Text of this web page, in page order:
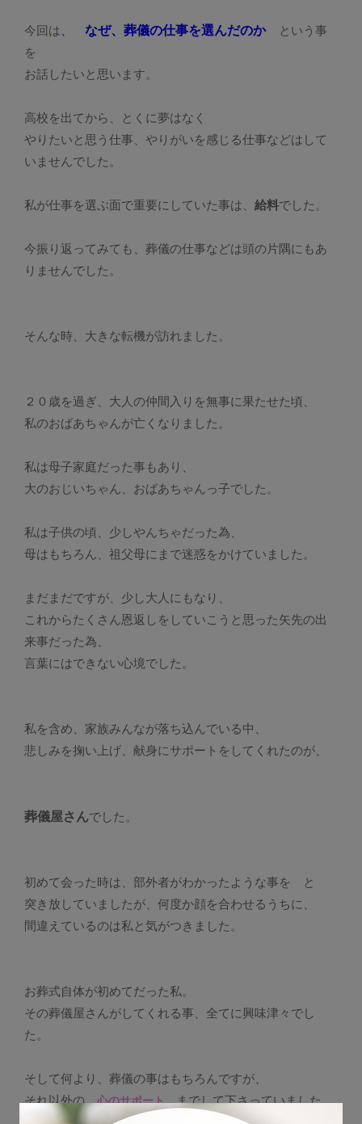
今回は なぜ、葬儀の仕事を選んだのか
という事
を
お話したいと思います。
高校を出てから、とくに夢はなく
やりたいと思う仕事、やりがいを感じる仕事などはして
いませんでした。
私が仕事を選ぶ面で重要にしていた事は、 給料でした。
今振り返ってみても、葬儀の仕事などは頭の片隅にもあ
りませんでした。
そんな時、大きな転機が訪れました。
２０歳を過ぎ、大人の仲間入りを無事に果たせた頃、
私のおばあちゃんが亡くなりました。
私は母子家庭だった事もあり、
大のおじいちゃん、おばあちゃんっ子でした。
私は子供の頃、少しやんちゃだった為、
母はもちろん、祖父母にまで迷惑をかけていました。
まだまだですが、少し大人にもなり、
これからたくさん恩返しをしていこうと思った矢先の出
来事だった為、
言葉にはできない心境でした。
私を含め、家族みんなが落ち込んでいる中、
悲しみを掬い上げ、献身にサポートをしてくれたのが、
葬儀屋さんでした。
初めて会った時は、部外者がわかったような事を と
突き放していましたが、何度か顔を合わせるうちに、
間違えているのは私と気がつきました。
お葬式自体が初めてだった私。
その葬儀屋さんがしてくれる事、全てに興味津々でし
た。
そして何より、葬儀の事はもちろんですが、
それ以外の心のサポートまでして下さっていました。